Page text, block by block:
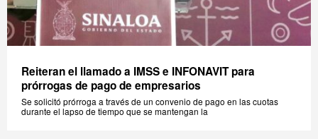
Reiteran el llamado a IMSS e INFONAVIT para
prórrogas de pago de empresarios
Se solicitó prórroga a través de un convenio de pago en las cuotas
durante el lapso de tiempo que se mantengan la